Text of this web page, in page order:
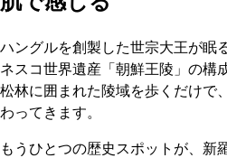
ハングルを創製した世宗大王が眠
ネスコ世界遺産「朝鮮王陵」の構
松林に囲まれた陵域を歩くだけで
わってきます。
もうひとつの歴史スポットが、新